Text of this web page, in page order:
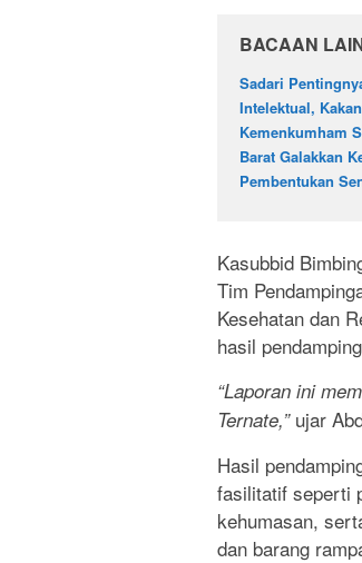
BACAAN
Sadari
Intelektual,
Kemenkumham
Barat Galakkan
Pembentukan
Kasubbid
Tim
Kesehatan dan
hasil
“Laporan ini
Ternate,”ujar
Hasil
fasilitatif seperti
kehumasan,
dan barang